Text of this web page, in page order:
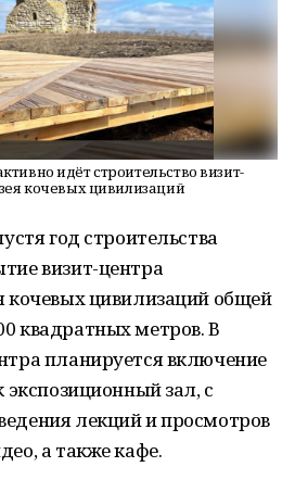
идёт строительство визит-
кочевых цивилизаций
год строительства
визит-центра
кочевых цивилизаций общей
квадратных метров. В
планируется включение
экспозиционный зал, с
лекций и просмотров
а также кафе.